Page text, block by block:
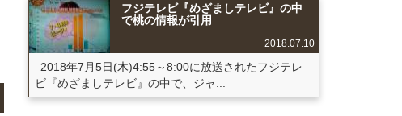
フジテレビ『めざましテレビ』の中
で桃の情報が引用
2018.07.10
2018年7月5日(木)4:55～8:00に放送されたフジテレ
ビ『めざましテレビ』の中で、ジャ...